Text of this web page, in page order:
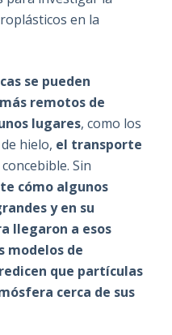
en la
se pueden
remotos de
lugares, como los
hielo, el transporte
Sin
cómo algunos
y en su
llegaron a esos
modelos de
que partículas
cerca de sus